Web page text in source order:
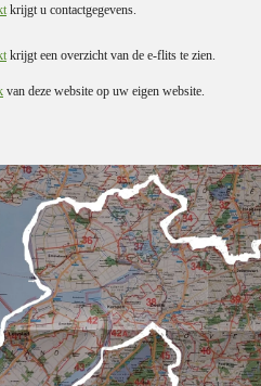
krijgt u contactgegevens.
krijgt een overzicht van de e-flits te zien.
van deze website op uw eigen website.